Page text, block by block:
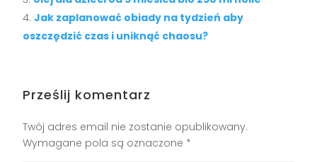
Jak zaplanować obiady na tydzień aby
oszczędzić czas i uniknąć chaosu?
Prześlij komentarz
Twój adres email nie zostanie opublikowany.
Wymagane pola są oznaczone *